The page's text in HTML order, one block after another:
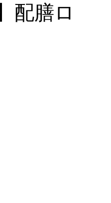
配膳ロ